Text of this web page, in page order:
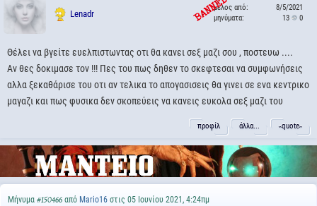
Lenadr
μέλος από:
8/5/2021
μηνύματα:
13 0
Θέλει να βγείτε ευελπιστωντας οτι θα κανει σεξ μαζι σου , ποστευω ....
Αν θες δοκιμασε τον !!! Πες του πως δηθεν το σκεφτεσαι να συμφωνήσεις
αλλα ξεκαθάρισε του οτι αν τελικα το απογασισεις θα γινει σε ενα κεντρικο
μαγαζι και πως φυσικα δεν σκοπεύεις να κανεις ευκολα σεξ μαζι του
προφίλ άλλα... ˵quote˶
Μήνυμα #150466 από Mario16 στις 05 Ιουνίου 2021, 4:24πμ